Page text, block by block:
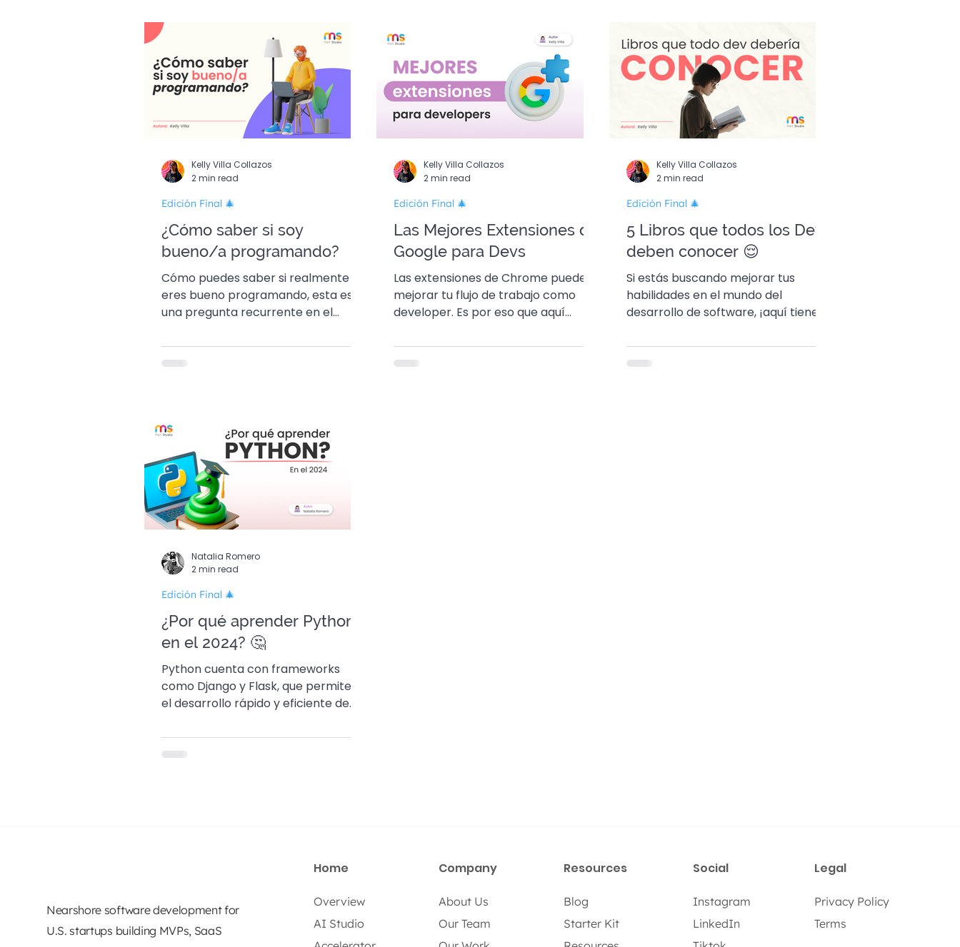
Guías Dev 🚀 Edición Final 🎄
¿Cómo saber si soy
bueno/a programando?
Cómo puedes saber si realmente
eres bueno programando, esta es
una pregunta recurrente en el
cómo responder.
Edición Final 🎄
Kelly Villa Collazos
2 min read
Las Mejores Extensiones de
Google para Devs
Las extensiones de Chrome pueden
mejorar tu flujo de trabajo como
developer. Es por eso que aquí
😉😌
Edición Final 🎄
Kelly Villa Collazos
2 min read
5 Libros que todos los Devs
deben conocer 😌
Si estás buscando mejorar tus
habilidades en el mundo del
desarrollo de software, ¡aquí tienes
de leer!.
Edición Final 🎄
Kelly Villa Collazos
2 min read
¿Por qué aprender Python
en el 2024? 🤔
Python cuenta con frameworks
como Django y Flask, que permiten
el desarrollo rápido y eficiente de
escalables.
Edición Final 🎄
Natalia Romero
2 min read
Nearshore software development for
U.S. startups building MVPs, SaaS
Home
Overview
AI Studio
Company
About Us
Our Team
Resources
Blog
Starter Kit
Social
Instagram
LinkedIn
Legal
Privacy Policy
Terms